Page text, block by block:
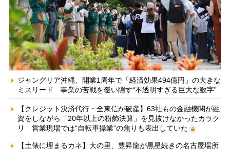
ジャングリア沖縄、開業1周年で「経済効果494億円」の大きな
ミスリード 事業の苦戦を覆い隠す“不透明すぎる巨大な数字”
【クレジット決済代行・全東信が破産】63社もの金融機関が融
資をしながら「20年以上の粉飾決算」を見抜けなかったカラク
リ 営業現場では“自転車操業”の焦りも表出していた
【土俵に埋まるカネ】大の里、豊昇龍が黒星続きの名古屋場所